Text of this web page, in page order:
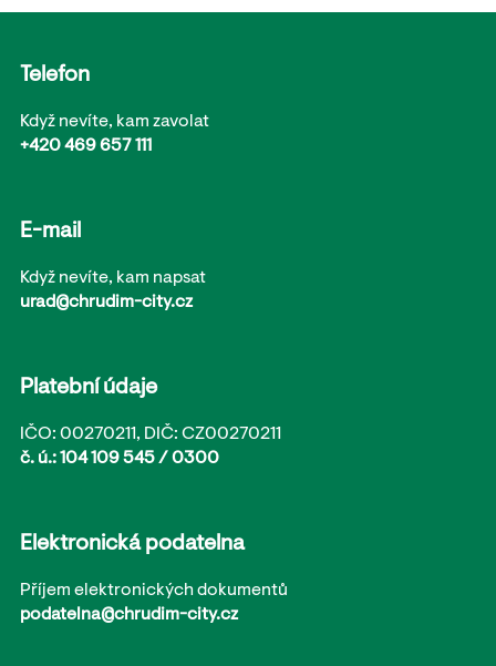
Telefon
Když nevíte, kam zavolat
+420 469 657 111
E-mail
Když nevíte, kam napsat
urad@chrudim-city.cz
Platební údaje
IČO: 00270211, DIČ: CZ00270211
č. ú.: 104 109 545 / 0300
Elektronická podatelna
Příjem elektronických dokumentů
podatelna@chrudim-city.cz